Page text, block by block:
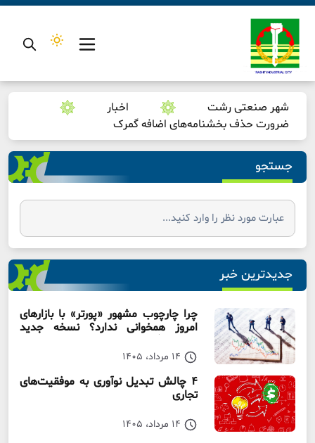
شهر صنعتی رشت
اخبار
ضرورت حذف بخشنامه‌‌‌های اضافه گمرک
جستجو
جدیدترین خبر
چرا چارچوب مشهور «پورتر» با بازارهای
امروز همخوانی ندارد؟ نسخه جدید
14 مرداد، 1405
۴ چالش تبدیل نوآوری به موفقیت‌های
تجاری
14 مرداد، 1405